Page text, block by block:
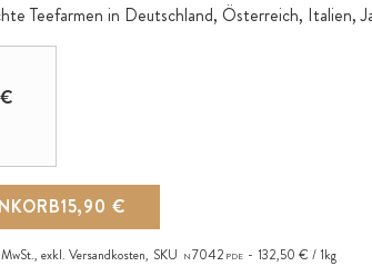
Teefarmen in Deutschland, Österreich, Italien,
15,90 €
exkl. Versandkosten, SKU N7042 PDE 132,50 € / 1kg